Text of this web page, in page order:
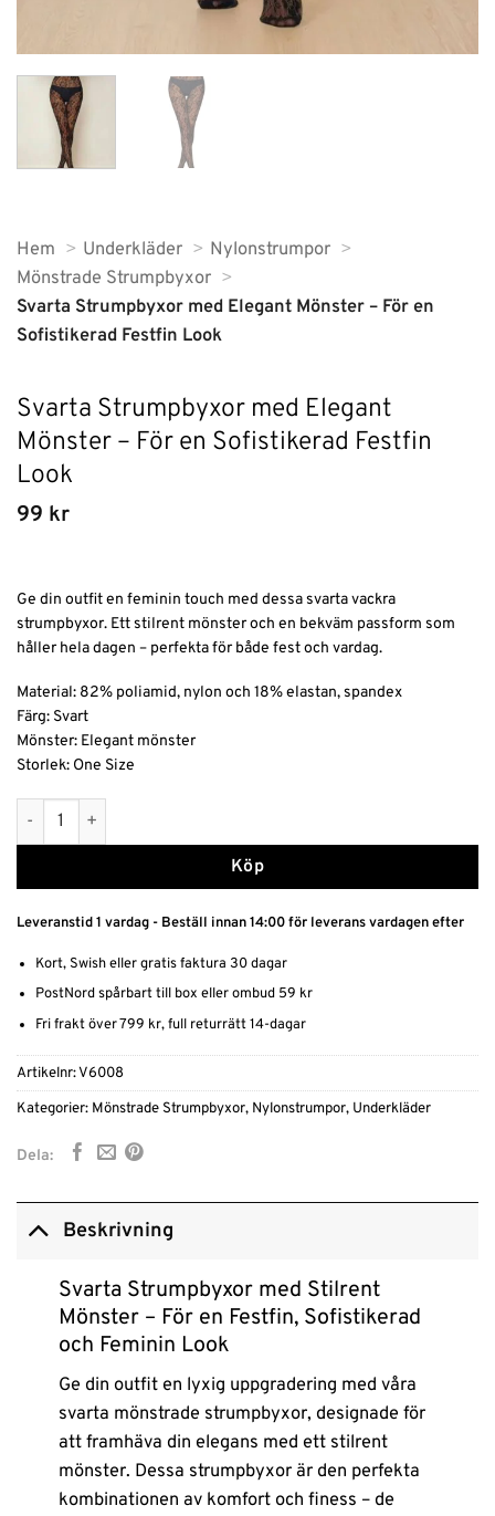
Hem Underkläder
Nylonstrumpor
Mönstrade Strumpbyxor
Svarta Strumpbyxor med Elegant Mönster – För en
Sofistikerad Festfin Look
Svarta Strumpbyxor med Elegant
Mönster – För en Sofistikerad Festfin
Look
99 kr
Ge din outfit en feminin touch med dessa svarta vackra
strumpbyxor. Ett stilrent mönster och en bekväm passform som
håller hela dagen – perfekta för både fest och vardag.
Material: 82% poliamid, nylon och 18% elastan, spandex
Färg: Svart
Mönster: Elegant mönster
Storlek: One Size
Svarta Strumpbyxor med Elegant Mönster – För en
Köp
Alternative:
Leveranstid 1 vardag - Beställ innan 14:00 för leverans vardagen efter
Kort, Swish eller gratis faktura 30 dagar
PostNord spårbart till box eller ombud 59 kr
Fri frakt över 799 kr, full returrätt 14-dagar
Artikelnr:V6008
Kategorier: Mönstrade Strumpbyxor, Nylonstrumpor, Underkläder
Dela:
Beskrivning
Svarta Strumpbyxor med Stilrent
Mönster – För en Festfin, Sofistikerad
och Feminin Look
Ge din outfit en lyxig uppgradering med våra
svarta mönstrade strumpbyxor, designade för
att framhäva din elegans med ett stilrent
mönster. Dessa strumpbyxor är den perfekta
kombinationen av komfort och finess – de